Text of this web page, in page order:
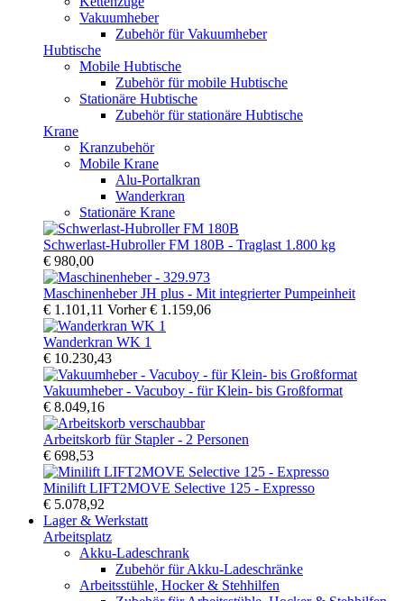
Vakuumheber
Zubehör für Vakuumheber
Hubtische
Mobile Hubtische
Zubehör für mobile Hubtische
Stationäre Hubtische
Zubehör für stationäre Hubtische
Krane
Kranzubehör
Mobile Krane
Alu-Portalkran
Wanderkran
Stationäre Krane
Schwerlast-Hubroller FM 180B - Traglast 1.800 kg
€ 980,00
Maschinenheber JH plus - Mit integrierter Pumpeinheit
€ 1.101,11 Vorher€ 1.159,06
Wanderkran WK 1
€ 10.230,43
Vakuumheber - Vacuboy - für Klein- bis Großformat
€ 8.049,16
Arbeitskorb für Stapler - 2 Personen
€ 698,53
Minilift LIFT2MOVE Selective 125 - Expresso
€ 5.078,92
Lager & Werkstatt
Arbeitsplatz
Akku-Ladeschrank
Zubehör für Akku-Ladeschränke
Arbeitsstühle, Hocker & Stehhilfen